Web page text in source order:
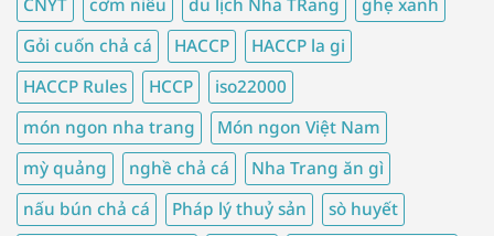
CNYT cơm niêu du lịch Nha TRang
ghẹ xanh
Gỏi cuốn chả cá
HACCP
HACCP la gi
HACCP Rules
HCCP
iso22000
món ngon nha trang
Món ngon Việt Nam
mỳ quảng
nghề chả cá
Nha Trang ăn gì
nấu bún chả cá
Pháp lý thuỷ sản
sò huyết